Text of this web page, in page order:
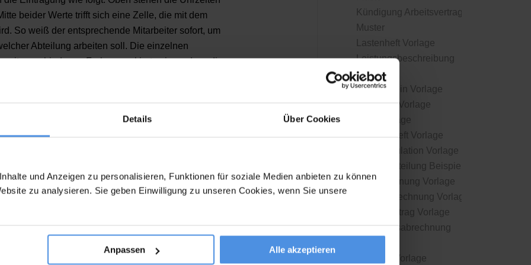
Details Über Cookies
und Anzeigen zu personalisieren, Funktionen für soziale Medien anbieten zu können
zu analysieren. Sie geben Einwilligung zu unseren Cookies, wenn Sie unsere
Anpassen Alle akzeptieren
beider Werte trifft sich eine Zelle, die mit dem
So weiß der entsprechende Mitarbeiter sofort, um
Abteilung arbeiten soll. Die einzelnen
mit verschiedenen Farben markiert sein, sodass diese
kostenlos bei uns und lade dir das Muster einfach
mit der Planung fertig und kannst dich entspannt
sevDesk erstellen
Kündigung Arbeitsvertrag
Muster
Lastenheft Vorlage
Leistungsbeschreibung
Muster
Lieferschein Vorlage
Mahnung Vorlage
NDA Vorlage
Pflichtenheft Vorlage
Preiskalkulation Vorlage
Pressemitteilung Beispiel
Privatrechnung Vorlage
Proformarechnung Vorlage
Projektauftrag Vorlage
Provisionsabrechnung
Quittung Vorlage